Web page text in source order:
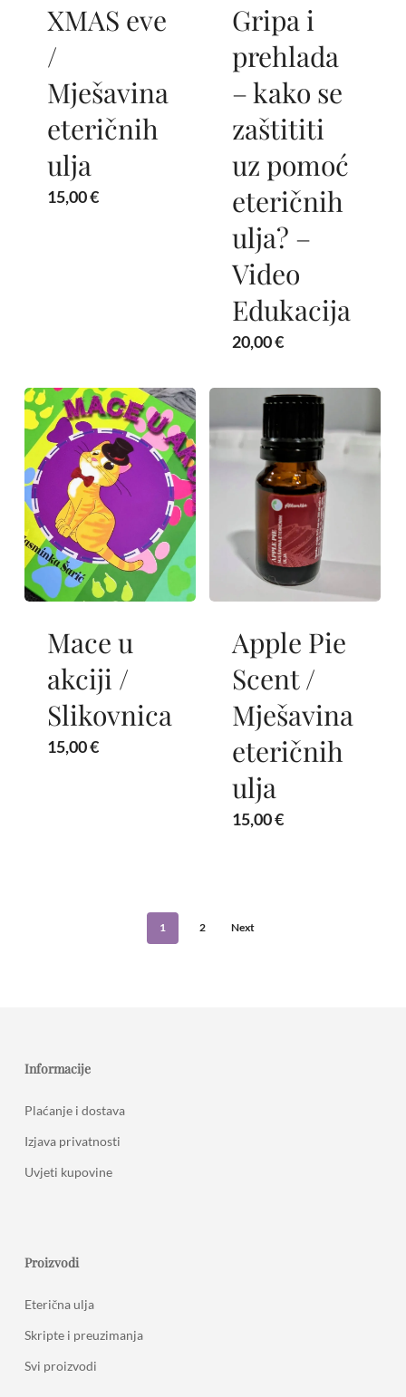
XMAS eve
/
Mješavina
eteričnih
ulja
15,00€
Gripa i
prehlada
– kako se
zaštititi
uz pomoć
eteričnih
ulja? –
Video
Edukacija
20,00€
Mace u
akciji /
Slikovnica
15,00€
Apple Pie
Scent /
Mješavina
eteričnih
ulja
15,00€
1 2 Next
Informacije
Plaćanje i dostava
Izjava privatnosti
Uvjeti kupovine
Proizvodi
Eterična ulja
Skripte i preuzimanja
Svi proizvodi